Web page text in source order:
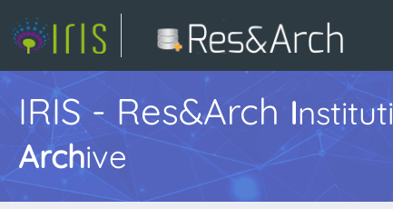
IRIS - Res&Arch I
Archive